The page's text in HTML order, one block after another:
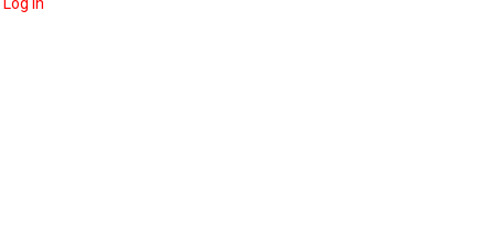
Log In